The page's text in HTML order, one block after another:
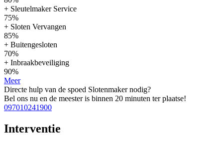
+ Sleutelmaker Service
75%
+ Sloten Vervangen
85%
+ Buitengesloten
70%
+ Inbraakbeveiliging
90%
Meer
Directe hulp van de spoed Slotenmaker nodig?
Bel ons nu en de meester is binnen 20 minuten ter plaatse!
097010241900
Interventie